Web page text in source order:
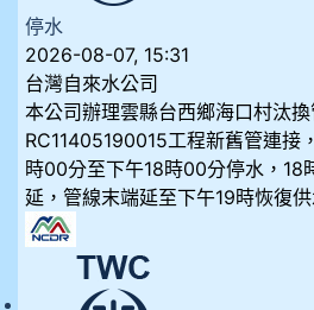
停水
2026-08-07, 15:31
台灣自來水公司
本公司辦理雲縣台西鄉海口村汰
RC11405190015工程新舊管連接
時00分至下午18時00分停水，18
延，管線末端延至下午19時恢復供